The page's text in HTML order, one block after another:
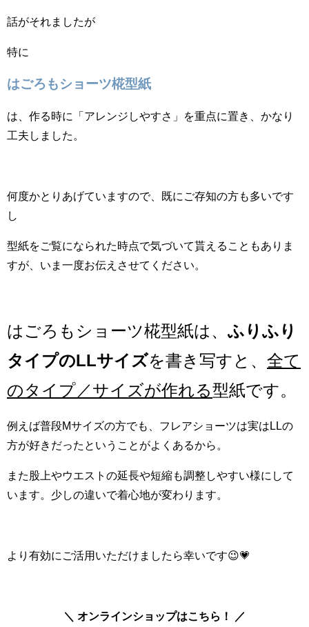
話がそれましたが
特に
はごろもショーツ椛型紙
は、作る時に「アレンジしやすさ」を重点に置き、かなり
工夫しました。
何度かとりあげていますので、既にご存知の方も多いです
し
型紙をご覧になられた時点で気づいて貰えることもありま
すが、いま一度お伝えさせてください。
はごろもショーツ椛型紙は、 ふりふり
タイプのLLサイズを書き写すと、 全て
のタイプ／サイズが作れる型紙です。
例えば普段Mサイズの方でも、フレアショーツは実はLLの
方が好きだったということがよくあるから。
また股上やウエストの延長や短縮も調整しやすい様にして
います。少しの違いで着心地が変わります。
より有効にご活用いただけましたら幸いです😉💗
＼ オンラインショップはこちら！ ／